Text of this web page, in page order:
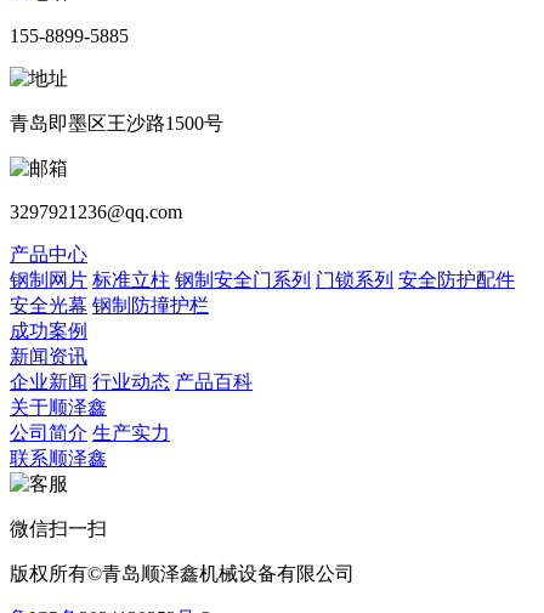
155-8899-5885
青岛即墨区王沙路1500号
3297921236@qq.com
产品中心
钢制网片 标准立柱 钢制安全门系列 门锁系列 安全防护配件
安全光幕 钢制防撞护栏
成功案例
新闻资讯
企业新闻 行业动态 产品百科
关于顺泽鑫
公司简介 生产实力
联系顺泽鑫
微信扫一扫
版权所有©青岛顺泽鑫机械设备有限公司